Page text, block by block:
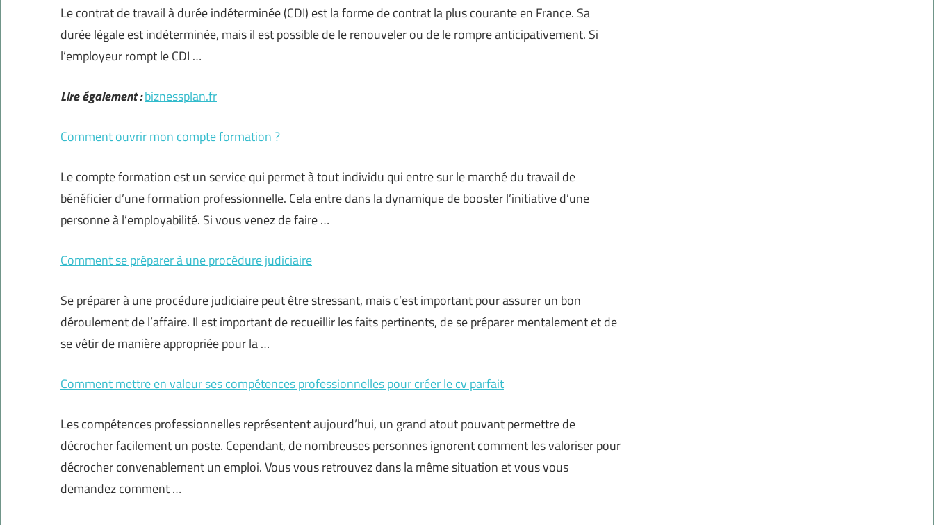
Le contrat de travail à durée indéterminée (CDI) est la forme de contrat la plus courante en France. Sa
durée légale est indéterminée, mais il est possible de le renouveler ou de le rompre anticipativement. Si
l’employeur rompt le CDI …
Lire également :biznessplan.fr
Comment ouvrir mon compte formation ?
Le compte formation est un service qui permet à tout individu qui entre sur le marché du travail de
bénéficier d’une formation professionnelle. Cela entre dans la dynamique de booster l’initiative d’une
personne à l’employabilité. Si vous venez de faire …
Comment se préparer à une procédure judiciaire
Se préparer à une procédure judiciaire peut être stressant, mais c’est important pour assurer un bon
déroulement de l’affaire. Il est important de recueillir les faits pertinents, de se préparer mentalement et de
se vêtir de manière appropriée pour la …
Comment mettre en valeur ses compétences professionnelles pour créer le cv parfait
Les compétences professionnelles représentent aujourd’hui, un grand atout pouvant permettre de
décrocher facilement un poste. Cependant, de nombreuses personnes ignorent comment les valoriser pour
décrocher convenablement un emploi. Vous vous retrouvez dans la même situation et vous vous
demandez comment …